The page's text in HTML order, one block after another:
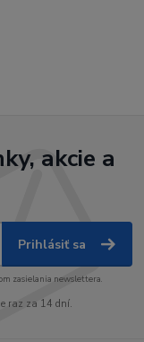
akcie a
Prihlásiť sa
zasielania newslettera.
raz za 14 dní.